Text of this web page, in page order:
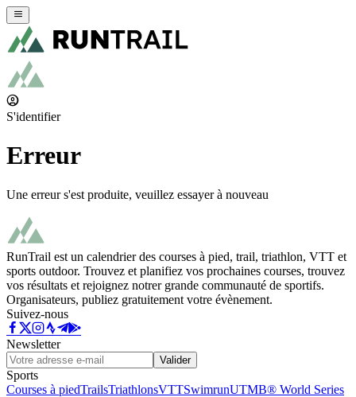
S'identifier
Erreur
Une erreur s'est produite, veuillez essayer à nouveau
RunTrail est un calendrier des courses à pied, trail, triathlon, VTT et
sports outdoor. Trouvez et planifiez vos prochaines courses, trouvez
vos résultats et rejoignez notrer grande communauté de sportifs.
Organisateurs, publiez gratuitement votre évènement.
Suivez-nous
Newsletter
Valider
Sports
Courses à piedTrailsTriathlonsVTTSwimrunUTMB® World Series